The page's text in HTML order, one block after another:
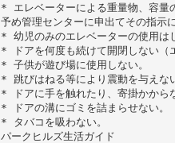
* エレベーターによる重量物、容量
予め管理センターに申出てその指示に
* 幼児のみのエレベーターの使用は
* ドアを何度も続けて開閉しない（
* 子供が遊び場に使用しない。
* 跳びはねる等により震動を与えな
* ドアに手を触れたり、寄掛かから
* ドアの溝にゴミを詰まらせない。
* タバコを吸わない。
パークヒルズ生活ガイド